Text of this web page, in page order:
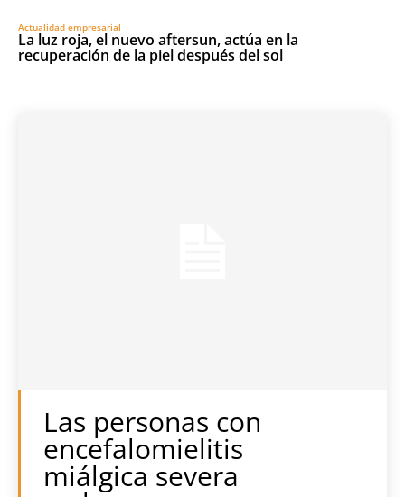
Actualidad empresarial
La luz roja, el nuevo aftersun, actúa en la
recuperación de la piel después del sol
Las personas con
encefalomielitis
miálgica severa